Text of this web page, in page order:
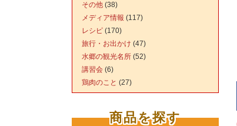
その他 (38)
メディア情報 (117)
レシピ (170)
旅行・お出かけ (47)
水郷の観光名所 (52)
講習会 (6)
鶏肉のこと (27)
商品を探す